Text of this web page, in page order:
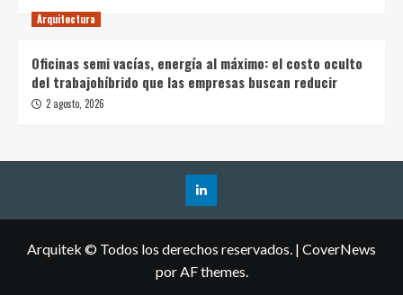
Arquitectura
Oficinas semi vacías, energía al máximo: el costo oculto
del trabajohíbrido que las empresas buscan reducir
2 agosto, 2026
Arquitek © Todos los derechos reservados. | CoverNews
por AF themes.